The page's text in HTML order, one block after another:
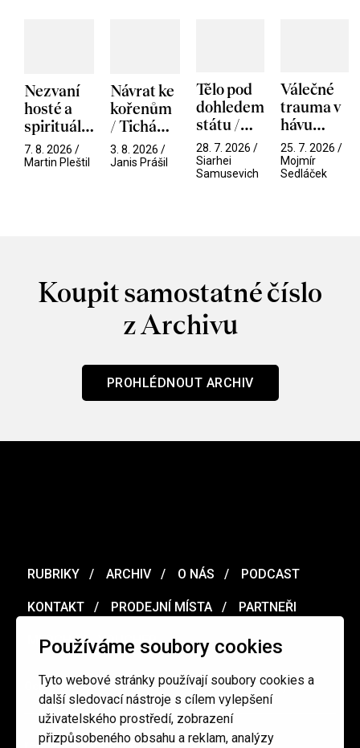
Používáme soubory cookies
Tyto webové stránky používají soubory cookies a
další sledovací nástroje s cílem vylepšení
uživatelského prostředí, zobrazení
přizpůsobeného obsahu a reklam, analýzy
Nezvaní
hosté a
spirituální
narušitelé
z vesmíru
7. 8. 2026 /
Martin Pleštil
Návrat ke
kořenům
/ Tichá
přítelkyně
3. 8. 2026 /
Janis Prášil
Tělo pod
dohledem
státu /
Pramen
28. 7. 2026 /
Siarhei
Samusevich
Válečné
trauma v
hávu
spektáklu
/ Odyssea
25. 7. 2026 /
Mojmír
Sedláček
Koupit samostatné číslo
z Archivu
PROHLÉDNOUT ARCHIV
RUBRIKY ARCHIV O NÁS PODCAST
KONTAKT PRODEJNÍ MÍSTA PARTNEŘI
MERCH VOUCHER
Ochrana osobních údajů / Obchodní podmínky